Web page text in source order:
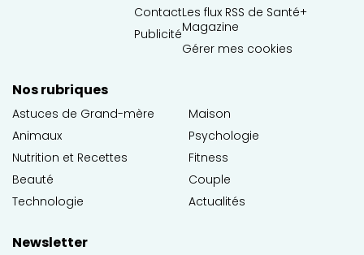
Contact
Publicité
Les flux RSS de Santé+
Magazine
Gérer mes cookies
Nos rubriques
Astuces de Grand-mère
Animaux
Nutrition et Recettes
Beauté
Technologie
Maison
Psychologie
Fitness
Couple
Actualités
Newsletter